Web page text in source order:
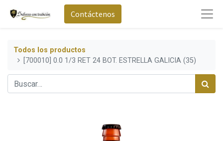
Contáctenos
Todos los productos
[700010] 0.0 1/3 RET 24 BOT. ESTRELLA GALICIA (35)